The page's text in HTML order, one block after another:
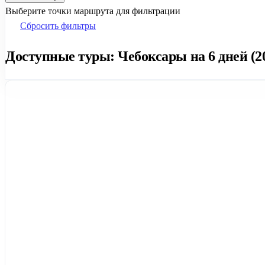
Выберите точки маршрута для фильтрации
Сбросить фильтры
Доступные туры: Чебоксары на 6 дней